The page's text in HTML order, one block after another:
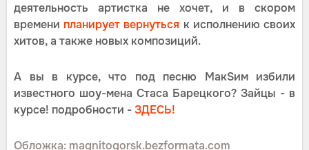
деятельность артистка не хочет, и в скором
времени планирует вернуться к исполнению своих
хитов, а также новых композиций.
А вы в курсе, что под песню МакSим избили
известного шоу-мена Стаса Барецкого? Зайцы - в
курсе! подробности -ЗДЕСЬ!
Обложка: magnitogorsk.bezformata.com